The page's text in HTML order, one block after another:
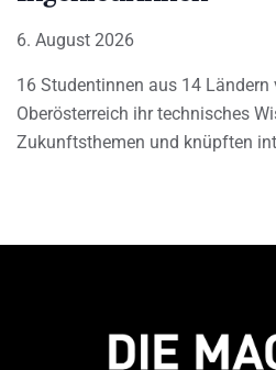
6. August 2026
16 Studentinnen aus 14 Ländern
Oberösterreich ihr technisches
Zukunftsthemen und knüpften